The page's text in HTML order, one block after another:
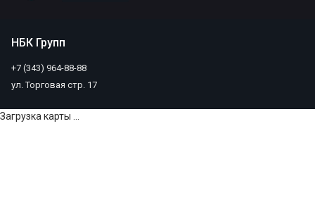
НБК Групп
+7 (343) 964-88-88
ул. Торговая стр. 17
Загрузка карты ...